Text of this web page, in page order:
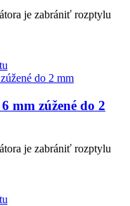
je zabrániť rozptylu
mm zúžené do 2
je zabrániť rozptylu